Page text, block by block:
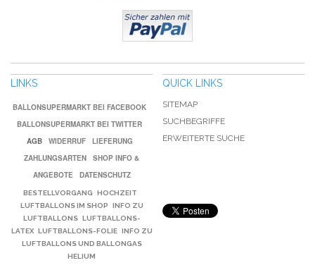
LINKS
BALLONSUPERMARKT BEI FACEBOOK
BALLONSUPERMARKT BEI TWITTER
AGB
WIDERRUF
LIEFERUNG
ZAHLUNGSARTEN
SHOP INFO &
ANGEBOTE
DATENSCHUTZ
BESTELLVORGANG
HOCHZEIT
LUFTBALLONS IM SHOP
INFO ZU
LUFTBALLONS LUFTBALLONS-
LATEX LUFTBALLONS-FOLIE INFO ZU
LUFTBALLONS UND BALLONGAS
HELIUM
QUICK LINKS
SITEMAP
SUCHBEGRIFFE
ERWEITERTE SUCHE